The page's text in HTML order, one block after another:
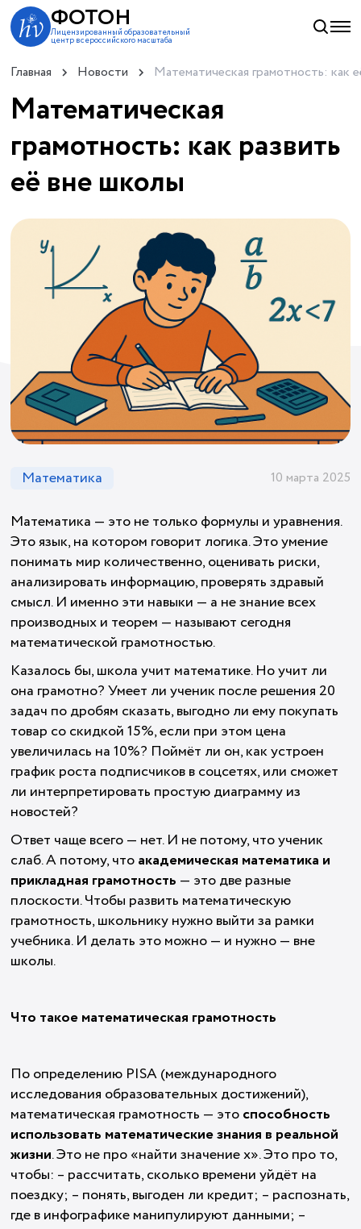
ФОТОН
Лицензированный образовательный
центр всероссийского масштаба
Главная Новости Математическая грамотность: как
Математическая
грамотность: как развить
её вне школы
Математика 10 марта 2025
Математика — это не только формулы и уравнения.
Это язык, на котором говорит логика. Это умение
понимать мир количественно, оценивать риски,
анализировать информацию, проверять здравый
смысл. И именно эти навыки — а не знание всех
производных и теорем — называют сегодня
математической грамотностью.
Казалось бы, школа учит математике. Но учит ли
она грамотно? Умеет ли ученик после решения 20
задач по дробям сказать, выгодно ли ему покупать
товар со скидкой 15%, если при этом цена
увеличилась на 10%? Поймёт ли он, как устроен
график роста подписчиков в соцсетях, или сможет
ли интерпретировать простую диаграмму из
новостей?
Ответ чаще всего — нет. И не потому, что ученик
слаб. А потому, чтоакадемическая математика и
прикладная грамотность — это две разные
плоскости. Чтобы развить математическую
грамотность, школьнику нужно выйти за рамки
учебника. И делать это можно — и нужно — вне
школы.
Что такое математическая грамотность
По определению PISA (международного
исследования образовательных достижений),
математическая грамотность — этоспособность
использовать математические знания в реальной
жизни. Это не про «найти значение x». Это про то,
чтобы: – рассчитать, сколько времени уйдёт на
поездку; – понять, выгоден ли кредит; – распознать,
где в инфографике манипулируют данными; –